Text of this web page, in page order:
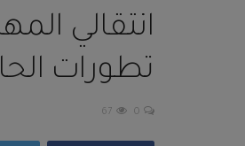
انتقالي
تطورات
0
67